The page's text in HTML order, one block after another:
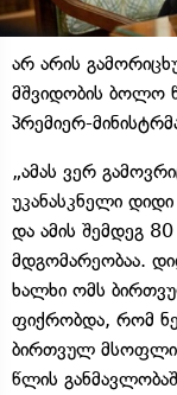
არ არის
მშვიდობის ბოლო
პრემიერ-
„ამას ვერ
უკანასკნელი
და ამის შემდეგ
მდგომარეობაა.
ხალხი ომს
ფიქრობდა, რომ
ბირთვულ
წლის